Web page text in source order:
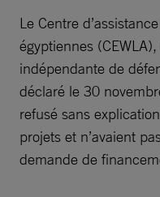
Le Centre
égyptiennes
indépendante de
déclaré le 30
refusé sans
projets et n’avaient
demande de